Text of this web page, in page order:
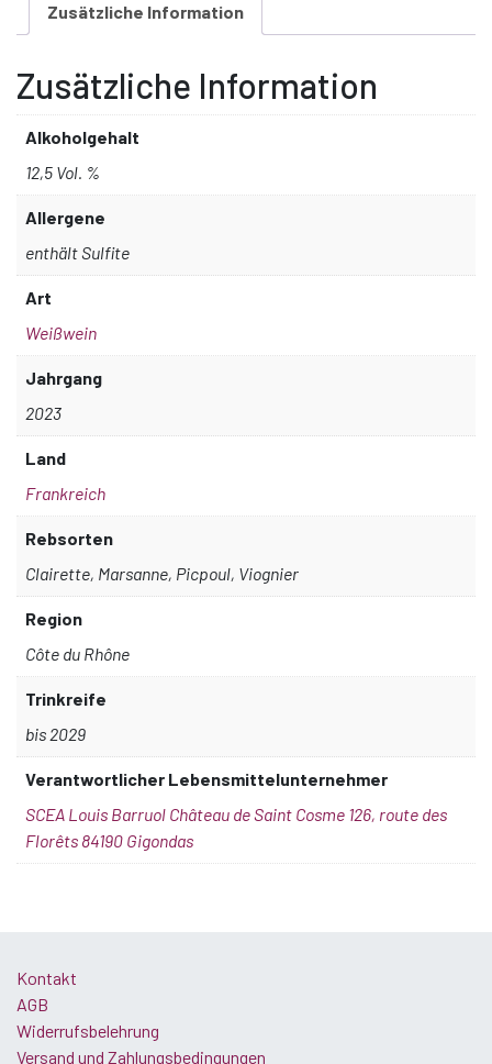
Pays
Vaucluse
Menge
Zusätzliche Information
Zusätzliche Information
Alkoholgehalt
12,5 Vol. %
Allergene
enthält Sulfite
Art
Weißwein
Jahrgang
2023
Land
Frankreich
Rebsorten
Clairette, Marsanne, Picpoul, Viognier
Region
Côte du Rhône
Trinkreife
bis 2029
Verantwortlicher Lebensmittelunternehmer
SCEA Louis Barruol Château de Saint Cosme 126, route des
Florêts 84190 Gigondas
Kontakt
AGB
Widerrufsbelehrung
Versand und Zahlungsbedingungen